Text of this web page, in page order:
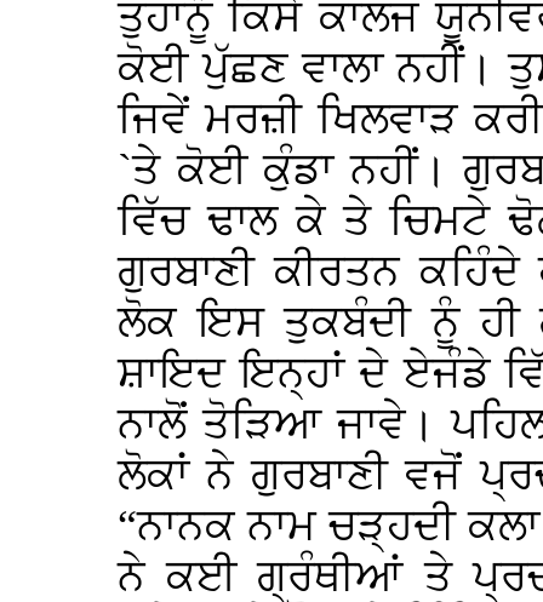
ਤੁਹਾਨੂੰ ਕਿਸੇ ਕਾਲਜ
ਕੋਈ ਪੁੱਛਣ ਵਾਲਾ ਨਹੀਂ।
ਜਿਵੇਂ ਮਰਜ਼ੀ ਖਿਲਵਾੜ
`ਤੇ ਕੋਈ ਕੁੰਡਾ ਨਹੀਂ।
ਵਿੱਚ ਢਾਲ ਕੇ ਤੇ
ਗੁਰਬਾਣੀ ਕੀਰਤਨ
ਲੋਕ ਇਸ ਤੁਕਬੰਦੀ ਨੂੰ ਹੀ
ਸ਼ਾਇਦ ਇਨ੍ਹਾਂ ਦੇ ਏਜੰਡੇ
ਨਾਲੋਂ ਤੋੜਿਆ ਜਾਵੇ।
ਲੋਕਾਂ ਨੇ ਗੁਰਬਾਣੀ ਵਜੋਂ
“ਨਾਨਕ ਨਾਮ ਚੜ੍ਹਦੀ
ਨੇ ਕਈ ਗ੍ਰੰਥੀਆਂ ਤੇ